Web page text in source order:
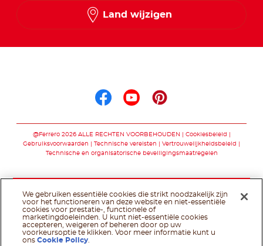
Land wijzigen
@Ferrero 2026 ALLE RECHTEN VOORBEHOUDEN
Cookiesbeleid
Gebruiksvoorwaarden
Technische vereisten
Vertrouwelijkheidsbeleid
Technische en organisatorische beveiligingsmaatregelen
We gebruiken essentiële cookies die strikt noodzakelijk zijn
voor het functioneren van deze website en niet-essentiële
cookies voor prestatie-, functionele of
marketingdoeleinden. U kunt niet-essentiële cookies
accepteren, weigeren of beheren door op uw
voorkeursoptie te klikken. Voor meer informatie kunt u
ons Cookie Policy